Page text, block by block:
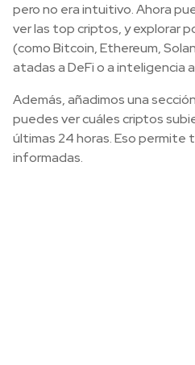
pero no era intuitivo. Ahora
ver las top criptos, y explorar
(como Bitcoin, Ethereum,
atadas a DeFi o a inteligencia
Además, añadimos una
puedes ver cuáles criptos
últimas 24 horas. Eso permite
informadas.